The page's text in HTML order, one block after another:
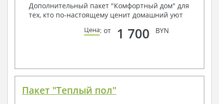
Дополнительный пакет "Комфортный дом" для
тех, кто по-настоящему ценит домашний уют
Цена: от 1 700 BYN
Пакет "Теплый пол"